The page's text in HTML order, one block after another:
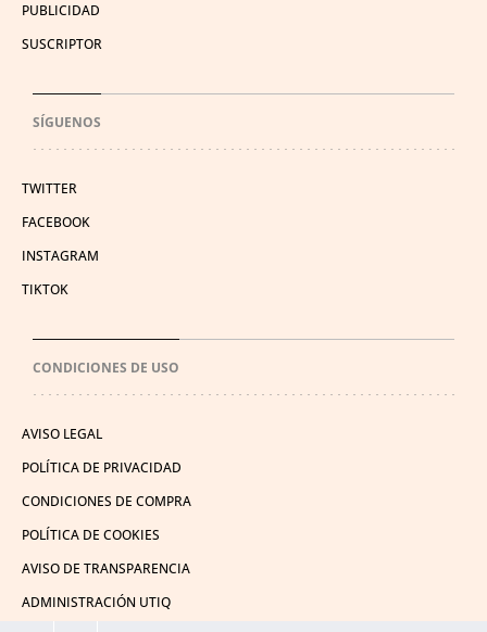
PUBLICIDAD
SUSCRIPTOR
SÍGUENOS
TWITTER
FACEBOOK
INSTAGRAM
TIKTOK
CONDICIONES DE USO
AVISO LEGAL
POLÍTICA DE PRIVACIDAD
CONDICIONES DE COMPRA
POLÍTICA DE COOKIES
AVISO DE TRANSPARENCIA
ADMINISTRACIÓN UTIQ